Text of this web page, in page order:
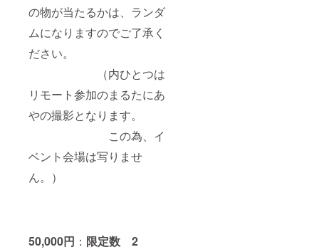
の物が当たるかは、ランダ
ムになりますのでご了承く
ださい。
（内ひとつは
リモート参加のまるたにあ
やの撮影となります。
この為、イ
ベント会場は写りませ
ん。）
50,000円 ： 限定数 2